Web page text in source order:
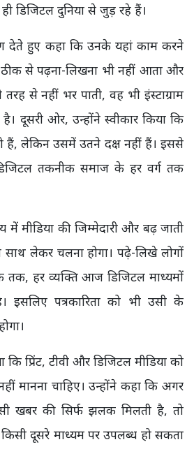
डिजिटल दुनिया से जुड़ रहे हैं।
देते हुए कहा कि उनके यहां काम करने
से पढ़ना-लिखना भी नहीं आता और
से नहीं भर पाती, वह भी इंस्टाग्राम
दूसरी ओर, उन्होंने स्वीकार किया कि
हैं, लेकिन उसमें उतने दक्ष नहीं हैं। इससे
तकनीक समाज के हर वर्ग तक
मीडिया की जिम्मेदारी और बढ़ जाती
लेकर चलना होगा। पढ़े-लिखे लोगों
तक, हर व्यक्ति आज डिजिटल माध्यमों
इसलिए पत्रकारिता को भी उसी के
प्रिंट, टीवी और डिजिटल मीडिया को
मानना चाहिए। उन्होंने कहा कि अगर
खबर की सिर्फ झलक मिलती है, तो
दूसरे माध्यम पर उपलब्ध हो सकता